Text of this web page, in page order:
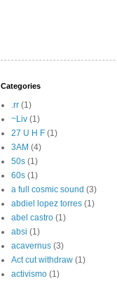
Categories
.rr (1)
~Liv (1)
27 U H F (1)
3AM (4)
50s (1)
60s (1)
a full cosmic sound (3)
abdiel lopez torres (1)
abel castro (1)
absi (1)
acavernus (3)
Act cut withdraw (1)
activismo (1)